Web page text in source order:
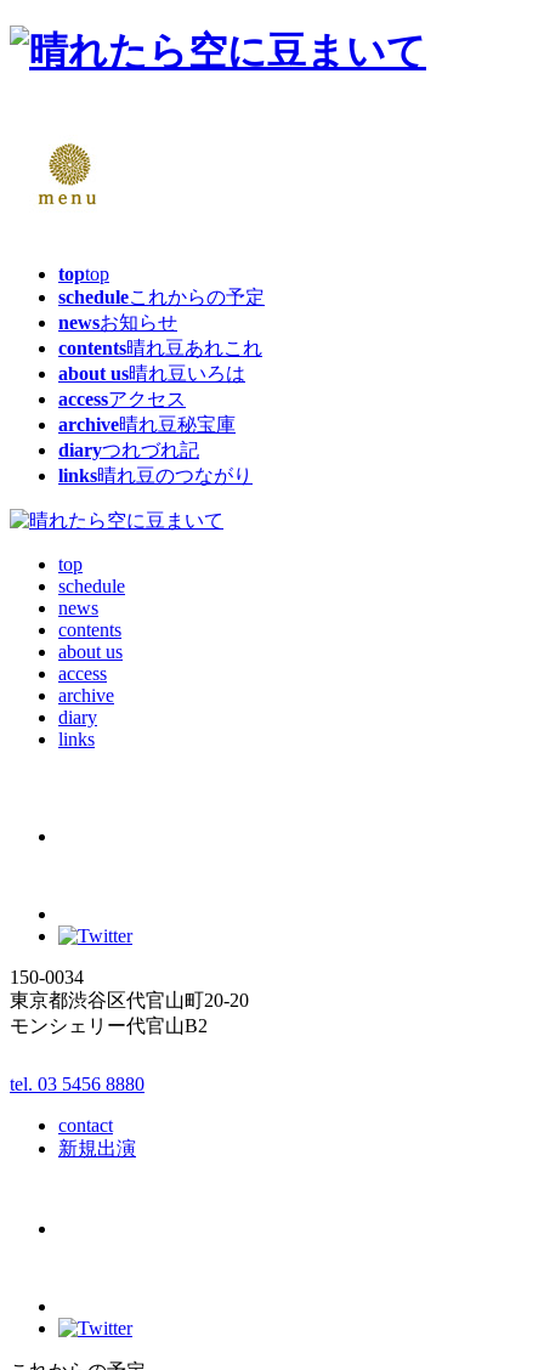
toptop
scheduleこれからの予定
newsお知らせ
contents晴れ豆あれこれ
about us晴れ豆いろは
accessアクセス
archive晴れ豆秘宝庫
diaryつれづれ記
links晴れ豆のつながり
top
schedule
news
contents
about us
access
archive
diary
links
150-0034
東京都渋谷区代官山町20-20
モンシェリー代官山B2
tel. 03 5456 8880
contact
新規出演